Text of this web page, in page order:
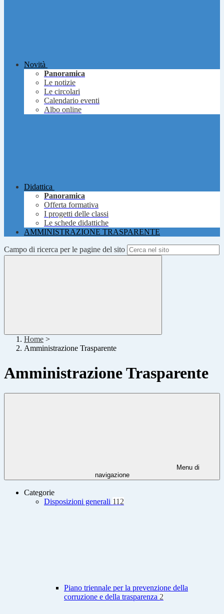
Novità
Panoramica
Le notizie
Le circolari
Calendario eventi
Albo online
Didattica
Panoramica
Offerta formativa
I progetti delle classi
Le schede didattiche
AMMINISTRAZIONE TRASPARENTE
Campo di ricerca per le pagine del sito
Home >
Amministrazione Trasparente
Amministrazione Trasparente
Menu di
navigazione
Categorie
Disposizioni generali 112
Piano triennale per la prevenzione della
corruzione e della trasparenza 2